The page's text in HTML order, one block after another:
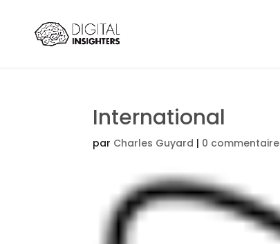
International
par Charles Guyard | 0 commentaire